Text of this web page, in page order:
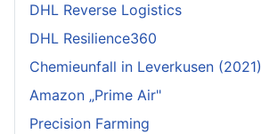
DHL Reverse Logistics
DHL Resilience360
Chemieunfall in Leverkusen (2021)
Amazon „Prime Air"
Precision Farming